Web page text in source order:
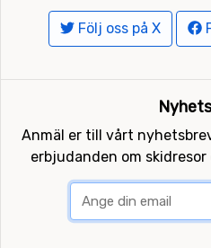
Följ oss på X
Anmäl er till vårt
erbjudanden om